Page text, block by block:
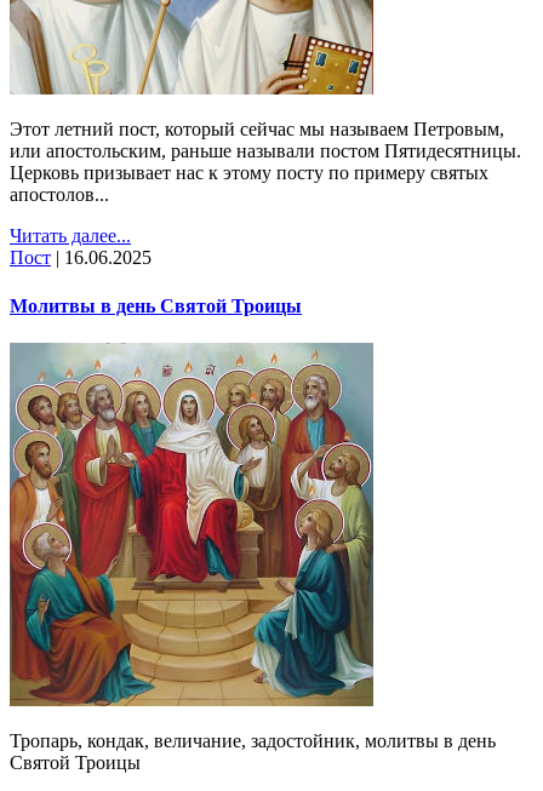
Этот летний пост, который сейчас мы называем Петровым,
или апостольским, раньше называли постом Пятидесятницы.
Церковь призывает нас к этому посту по примеру святых
апостолов...
Читать далее...
Пост | 16.06.2025
Молитвы в день Святой Троицы
Тропарь, кондак, величание, задостойник, молитвы в день
Святой Троицы